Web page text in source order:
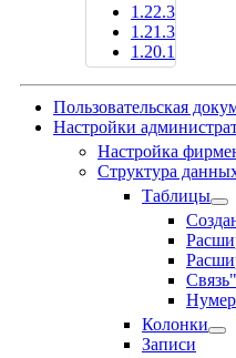
1.22.3
1.21.3
1.20.1
Пользовательская
Настройки
Настройка
Структура
Таблицы
Колонки
Записи